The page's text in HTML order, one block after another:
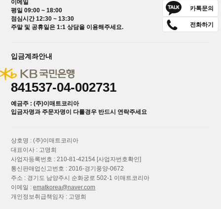
이메일
평일 09:00 ~ 18:00
점심시간 12:30 ~ 13:30
주말 및 공휴일은 1:1 상담을 이용해주세요.
카톡문의
전화하기
입금계좌안내
841537-04-002731
예금주 : (주)이매트코리아
입금자명과 주문자명이 다를경우 반드시 연락주세요
상호명 : (주)이매트코리아
대표이사 : 고명희
사업자등록번호 : 210-81-42154 [사업자번호확인]
통신판매업신고번호 : 2016-경기풍양-0672
주소 : 경기도 남양주시 순화궁로 502-1 이매트코리아
이메일 :ematkorea@naver.com
개인정보취급책임자 : 고명희